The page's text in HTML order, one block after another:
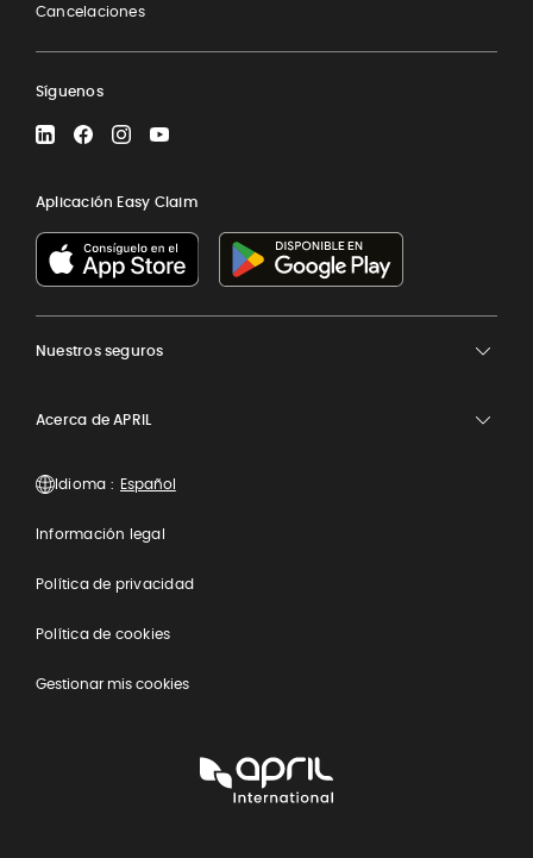
Cancelaciones
Síguenos
LinkedInFacebookInstagramYouTube
Aplicación Easy Claim
Nuestros seguros
Acerca de APRIL
Idioma :
Información legal
Política de privacidad
Política de cookies
Gestionar mis cookies
International